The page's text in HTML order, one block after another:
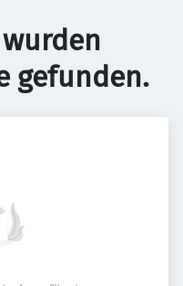
gefunden.